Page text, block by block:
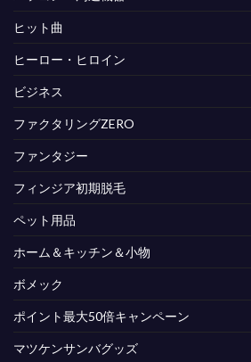
ヒット曲
ヒーロー・ヒロイン
ビジネス
ファクタリングZERO
ファンタジー
フィンジア初期脱毛
ペット用品
ホーム＆キッチン＆小物
ボメック
ポイント最大50倍キャンペーン
マツケンサンバグッズ